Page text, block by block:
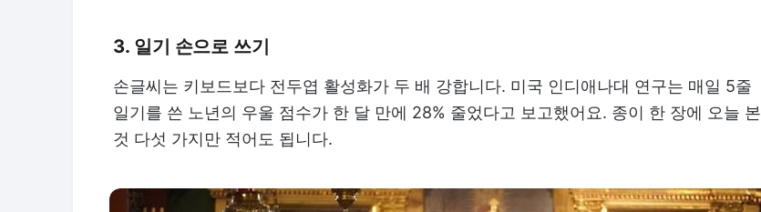
3. 일기 손으로 쓰기
손글씨는 키보드보다 전두엽 활성화가 두 배 강합니다. 미국 인디애나대 연구는 매일 5줄
일기를 쓴 노년의 우울 점수가 한 달 만에 28% 줄었다고 보고했어요. 종이 한 장에 오늘 본
것 다섯 가지만 적어도 됩니다.